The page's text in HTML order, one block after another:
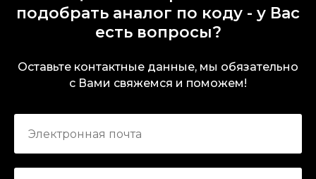
подобрать аналог по коду - у Вас
есть вопросы?
Оставьте контактные данные, мы обязательно
с Вами свяжемся и поможем!